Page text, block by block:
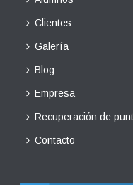
Clientes
Galería
Blog
Empresa
Recuperación de
Contacto